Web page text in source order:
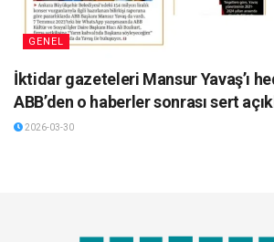
GENEL
İktidar gazeteleri Mansur Yavaş’ı
ABB’den o haberler sonrası sert
2026-03-30